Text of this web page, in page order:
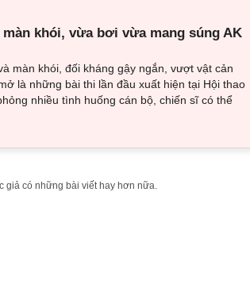
khói, vừa bơi vừa mang súng AK
màn khói, đối kháng gậy ngắn, vượt vật cản
là những bài thi lần đầu xuất hiện tại Hội thao
nhiều tình huống cán bộ, chiến sĩ có thể
giả có những bài viết hay hơn nữa.